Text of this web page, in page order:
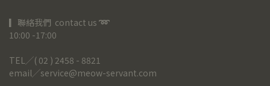
▎聯絡我們  contact us ➿
10:00 -17:00
TEL╱( 02 ) 2458 - 8821
email╱service@meow-servant.com